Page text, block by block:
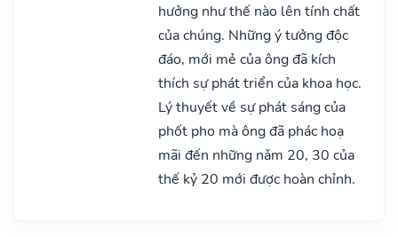
hưởng như thế nào lên tính chất
của chúng. Những ý tưởng độc
đáo, mới mẻ của ông đã kích
thích sự phát triển của khoa học.
Lý thuyết về sự phát sáng của
phốt pho mà ông đã phác hoạ
mãi đến những nǎm 20, 30 của
thế kỷ 20 mới được hoàn chỉnh.